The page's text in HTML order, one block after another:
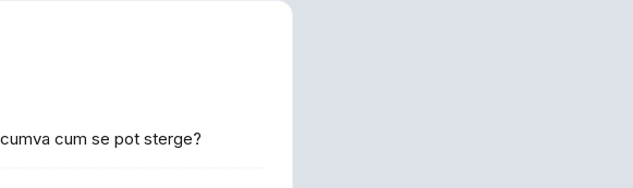
cum se pot sterge?